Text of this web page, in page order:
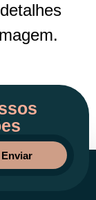
Enviar